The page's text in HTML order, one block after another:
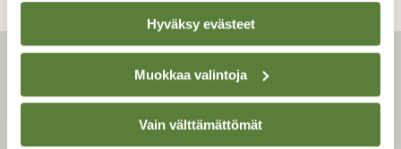
Hyväksy evästeet
Muokkaa valintoja
Vain välttämättömät
LEHTI
Uusin lehti